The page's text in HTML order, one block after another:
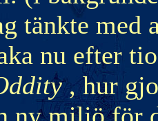
tänkte med
nu efter
, hur